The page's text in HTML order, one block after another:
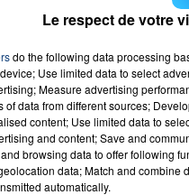
&
RADIO CONTACT
Le respect de votre
do the following data processing
Use limited data to select
Measure advertising
of data from different sources;
content; Use limited data to
and content; Save and
browsing data to offer following
data; Match and combine
automatically.